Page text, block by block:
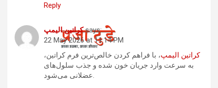
Reply
کراتین الیمپ says:
22 May 2026 at 11:14 PM
کراتین الیمپ، با فراهم کردن خالص‌ترین فرم کراتین،
به سرعت وارد جریان خون شده و جذب سلول‌های
عضلانی می‌شود.